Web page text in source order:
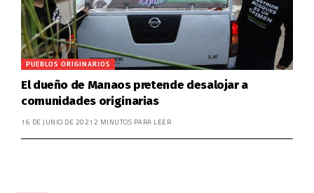
PUEBLOS ORIGINARIOS
El dueño de Manaos pretende desalojar a
comunidades originarias
16 DE JUNIO DE 2021 2 MINUTOS PARA LEER